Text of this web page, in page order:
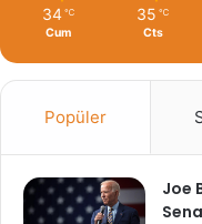
34 ℃
Cum
35 ℃
Cts
Popüler
Joe